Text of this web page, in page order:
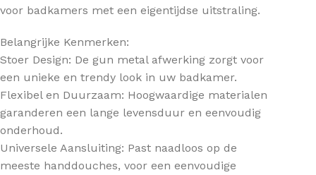
voor badkamers met een eigentijdse uitstraling.
Belangrijke Kenmerken:
Stoer Design: De gun metal afwerking zorgt voor
een unieke en trendy look in uw badkamer.
Flexibel en Duurzaam: Hoogwaardige materialen
garanderen een lange levensduur en eenvoudig
onderhoud.
Universele Aansluiting: Past naadloos op de
meeste handdouches, voor een eenvoudige